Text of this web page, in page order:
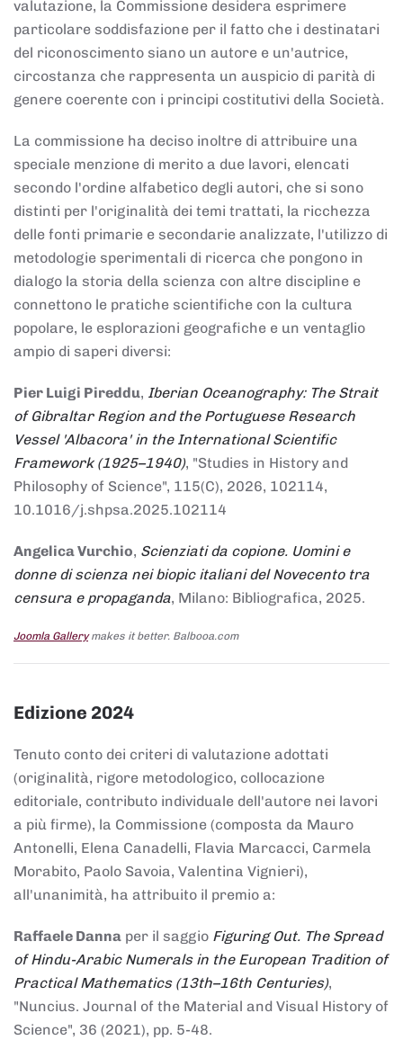
valutazione, la Commissione desidera esprimere
particolare soddisfazione per il fatto che i destinatari
del riconoscimento siano un autore e un'autrice,
circostanza che rappresenta un auspicio di parità di
genere coerente con i principi costitutivi della Società.
La commissione ha deciso inoltre di attribuire una
speciale menzione di merito a due lavori, elencati
secondo l'ordine alfabetico degli autori, che si sono
distinti per l'originalità dei temi trattati, la ricchezza
delle fonti primarie e secondarie analizzate, l'utilizzo di
metodologie sperimentali di ricerca che pongono in
dialogo la storia della scienza con altre discipline e
connettono le pratiche scientifiche con la cultura
popolare, le esplorazioni geografiche e un ventaglio
ampio di saperi diversi:
Pier Luigi Pireddu, Iberian Oceanography: The Strait
of Gibraltar Region and the Portuguese Research
Vessel 'Albacora' in the International Scientific
Framework (1925–1940), "Studies in History and
Philosophy of Science", 115(C), 2026, 102114,
10.1016/j.shpsa.2025.102114
Angelica Vurchio, Scienziati da copione. Uomini e
donne di scienza nei biopic italiani del Novecento tra
censura e propaganda, Milano: Bibliografica, 2025.
Joomla Gallerymakes it better. Balbooa.com
Edizione 2024
Tenuto conto dei criteri di valutazione adottati
(originalità, rigore metodologico, collocazione
editoriale, contributo individuale dell'autore nei lavori
a più firme), la Commissione (composta da Mauro
Antonelli, Elena Canadelli, Flavia Marcacci, Carmela
Morabito, Paolo Savoia, Valentina Vignieri),
all'unanimità, ha attribuito il premio a:
Raffaele Danna per il saggio Figuring Out. The Spread
of Hindu-Arabic Numerals in the European Tradition of
Practical Mathematics (13th–16th Centuries),
"Nuncius. Journal of the Material and Visual History of
Science", 36 (2021), pp. 5-48.